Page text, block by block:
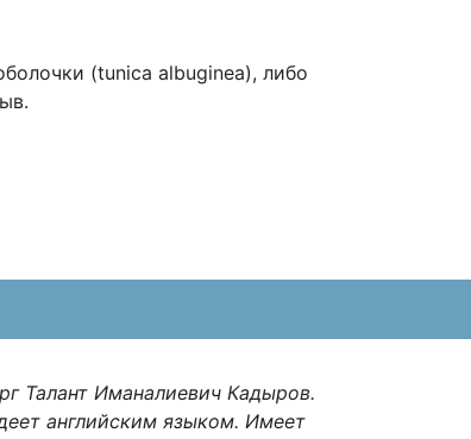
(tunica albuginea), либо
Талант Иманалиевич Кадыров.
английским языком. Имеет